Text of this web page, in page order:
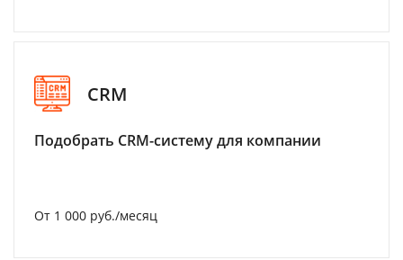
CRM
Подобрать CRM-систему для компании
От 1 000 руб./месяц